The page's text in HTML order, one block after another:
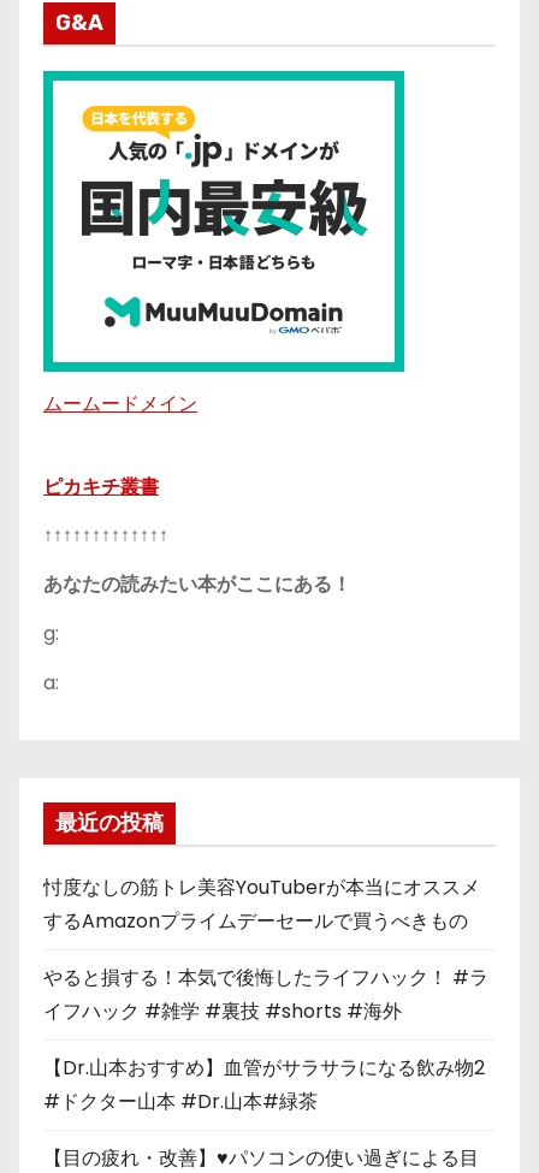
G&A
ムームードメイン
ピカキチ叢書
↑↑↑↑↑↑↑↑↑↑↑↑↑
あなたの読みたい本がここにある！
g:
a:
最近の投稿
忖度なしの筋トレ美容YouTuberが本当にオススメ
するAmazonプライムデーセールで買うべきもの
やると損する！本気で後悔したライフハック！ #ラ
イフハック #雑学 #裏技 #shorts #海外
【Dr.山本おすすめ】血管がサラサラになる飲み物2
#ドクター山本 #Dr.山本#緑茶
【目の疲れ・改善】♥パソコンの使い過ぎによる目